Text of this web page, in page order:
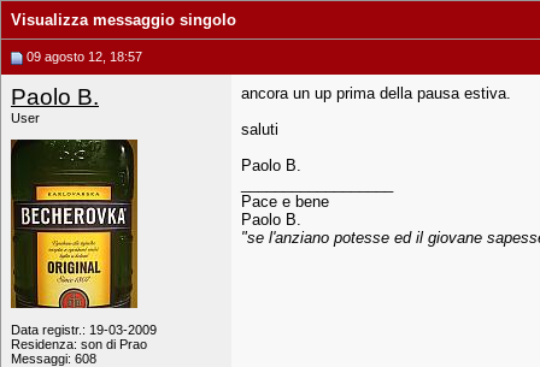
Visualizza messaggio singolo
09 agosto 12, 18:57
Paolo B.
User
Data registr.: 19-03-2009
Residenza: son di Prao
Messaggi: 608
ancora un up prima della pausa estiva.
saluti
Paolo B.
Pace e bene
Paolo B.
"se l'anziano potesse ed il giovane